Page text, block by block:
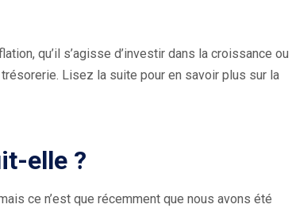
qu’il s’agisse d’investir dans la croissance ou
Lisez la suite pour en savoir plus sur la
elle ?
ce n’est que récemment que nous avons été